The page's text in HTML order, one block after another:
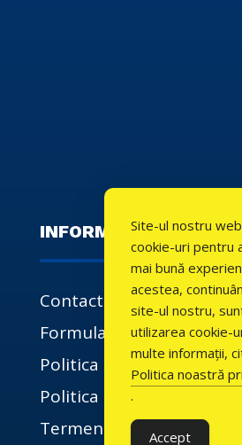
INFORMATII UTILE
Contact
Formulare
Politica de
Politica de cookie-uri
Termeni si conditii
Site-ul nostru
cookie-uri pentru
mai bună
acestea,
site-ul nostru,
utilizarea cookie-
multe informații,
Politica noastră
.
Accept